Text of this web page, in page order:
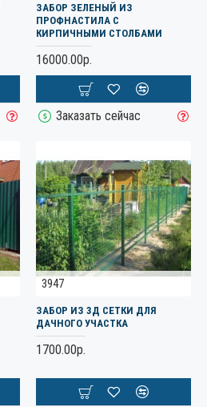
ЗАБОР ЗЕЛЕНЫЙ ИЗ
ПРОФНАСТИЛА С
КИРПИЧНЫМИ СТОЛБАМИ
16000.00р.
Заказать сейчас
3947
ЗАБОР ИЗ 3Д СЕТКИ ДЛЯ
ДАЧНОГО УЧАСТКА
1700.00р.